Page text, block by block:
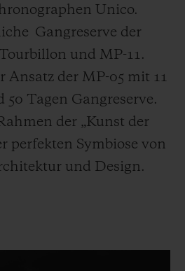
Unico.
Gangreserve der
und MP-11.
Ansatz der MP-05 mit 11
50 Tagen Gangreserve.
der „Kunst der
perfekten Symbiose von
und Design.